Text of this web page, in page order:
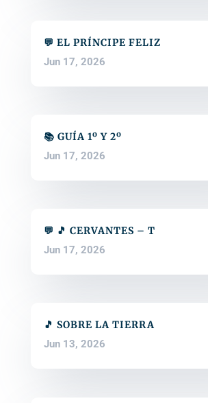
💬 EL PRÍNCIPE FELIZ
Jun 17, 2026
📚 GUÍA 1º Y 2º
Jun 17, 2026
💬 🎵 CERVANTES – T
Jun 17, 2026
🎵 SOBRE LA TIERRA
Jun 13, 2026